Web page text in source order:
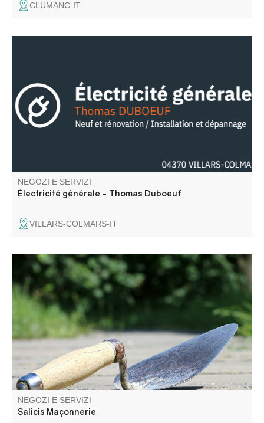
CLUMANC-IT
NEGOZI E SERVIZI
Électricité générale - Thomas Duboeuf
VILLARS-COLMARS-IT
NEGOZI E SERVIZI
Salicis Maçonnerie